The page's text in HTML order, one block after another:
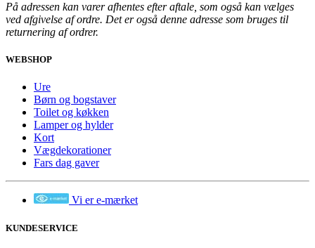
På adressen kan varer afhentes efter aftale, som også kan vælges
ved afgivelse af ordre. Det er også denne adresse som bruges til
returnering af ordrer.
WEBSHOP
Ure
Børn og bogstaver
Toilet og køkken
Lamper og hylder
Kort
Vægdekorationer
Fars dag gaver
Vi er e-mærket
KUNDESERVICE